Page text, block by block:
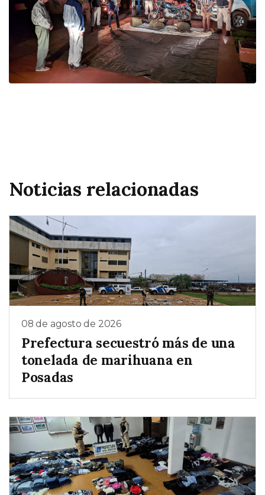
Noticias relacionadas
08 de agosto de 2026
Prefectura secuestró más de una
tonelada de marihuana en
Posadas